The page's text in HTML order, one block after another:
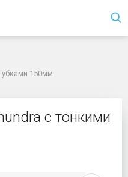
150мм
150мм
с тонкими